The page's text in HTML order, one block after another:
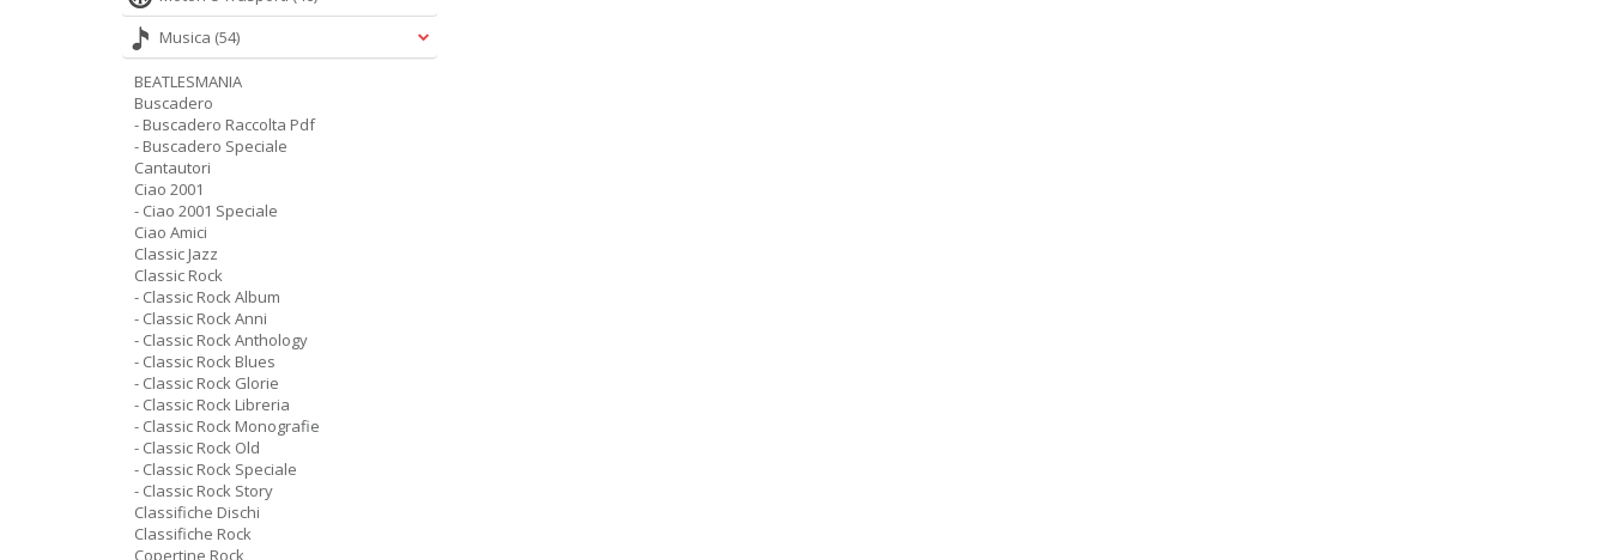
Musica (54)
BEATLESMANIA
Buscadero
- Buscadero Raccolta Pdf
- Buscadero Speciale
Cantautori
Ciao 2001
- Ciao 2001 Speciale
Ciao Amici
Classic Jazz
Classic Rock
- Classic Rock Album
- Classic Rock Anni
- Classic Rock Anthology
- Classic Rock Blues
- Classic Rock Glorie
- Classic Rock Libreria
- Classic Rock Monografie
- Classic Rock Old
- Classic Rock Speciale
- Classic Rock Story
Classifiche Dischi
Classifiche Rock
Copertine Rock